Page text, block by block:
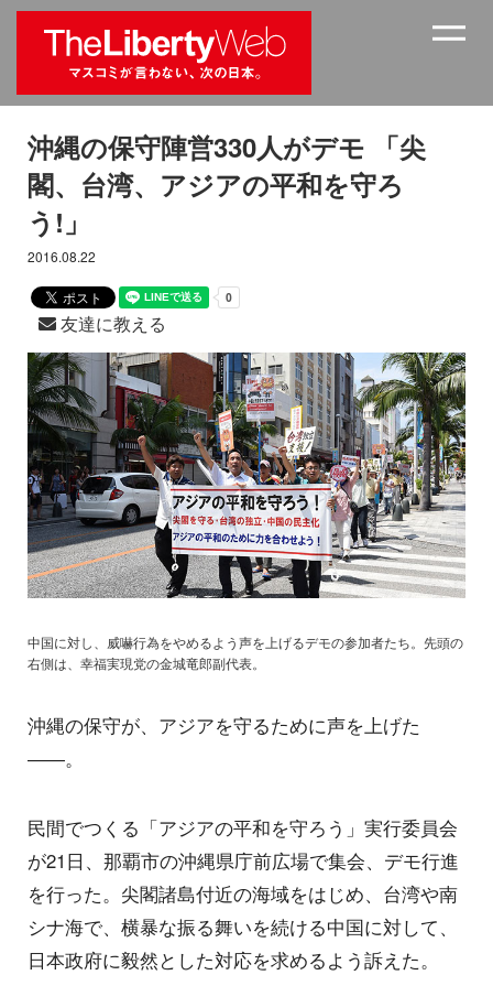
沖縄の保守陣営330人がデモ 「尖
閣、台湾、アジアの平和を守ろ
う!」
2016.08.22
友達に教える
中国に対し、威嚇行為をやめるよう声を上げるデモの参加者たち。先頭の
右側は、幸福実現党の金城竜郎副代表。
沖縄の保守が、アジアを守るために声を上げた
――。
民間でつくる「アジアの平和を守ろう」実行委員会
が21日、那覇市の沖縄県庁前広場で集会、デモ行進
を行った。尖閣諸島付近の海域をはじめ、台湾や南
シナ海で、横暴な振る舞いを続ける中国に対して、
日本政府に毅然とした対応を求めるよう訴えた。